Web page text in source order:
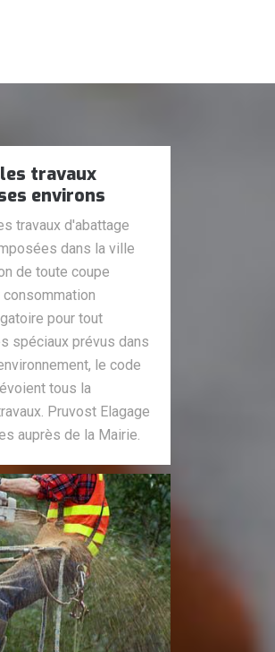
travaux
environs
travaux d'abattage
dans la ville
de toute coupe
pour tout
spéciaux prévus dans
le code
tous la
Pruvost Elagage
auprès de la Mairie.